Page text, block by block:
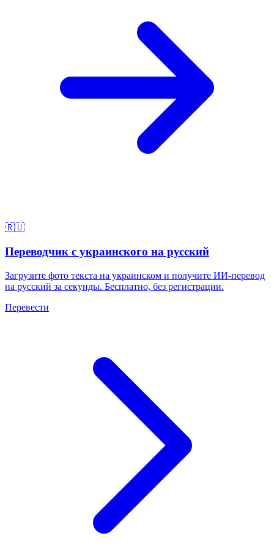
🇷🇺
Переводчик с украинского на русский
Загрузите фото текста на украинском и получите ИИ-перевод
на русский за секунды. Бесплатно, без регистрации.
Перевести